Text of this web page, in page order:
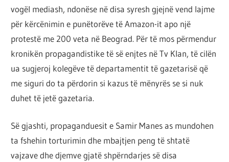
vogël mediash, ndonëse në disa syresh gjejnë vend lajme
për kërcënimin e punëtorëve të Amazon-it apo një
protestë me 200 veta në Beograd. Për të mos përmendur
kronikën propagandistike të së enjtes në Tv Klan, të cilën
ua sugjeroj kolegëve të departamentit të gazetarisë që
me siguri do ta përdorin si kazus të mënyrës se si nuk
duhet të jetë gazetaria.
Së gjashti, propaganduesit e Samir Manes as mundohen
ta fshehin torturimin dhe mbajtjen peng të shtatë
vajzave dhe djemve gjatë shpërndarjes së disa